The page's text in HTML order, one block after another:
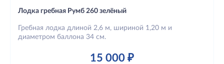
Лодка гребная Румб 260 зелёный
Гребная лодка длиной 2,6 м, шириной 1,20 м и
диаметром баллона 34 см.
15 000 ₽